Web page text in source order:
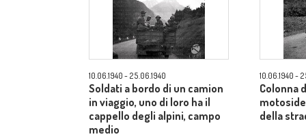
10.06.1940 - 25.06.1940
Soldati a bordo di un camion
in viaggio, uno di loro ha il
cappello degli alpini, campo
medio
10.06.1940 -
Colonna
della